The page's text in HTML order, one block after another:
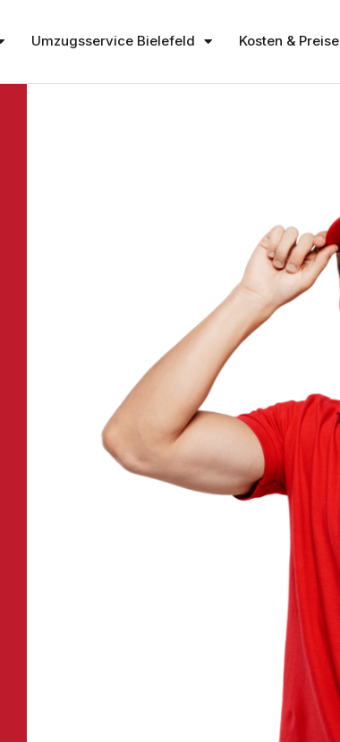
Umzugsservice Bielefeld Kosten & Preise